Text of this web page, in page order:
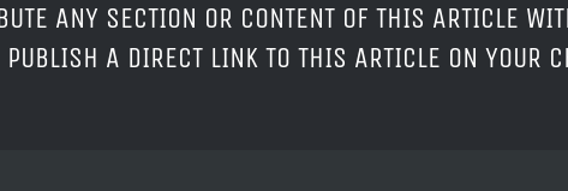
ANY SECTION OR CONTENT OF THIS ARTICLE
PUBLISH A DIRECT LINK TO THIS ARTICLE ON YOUR